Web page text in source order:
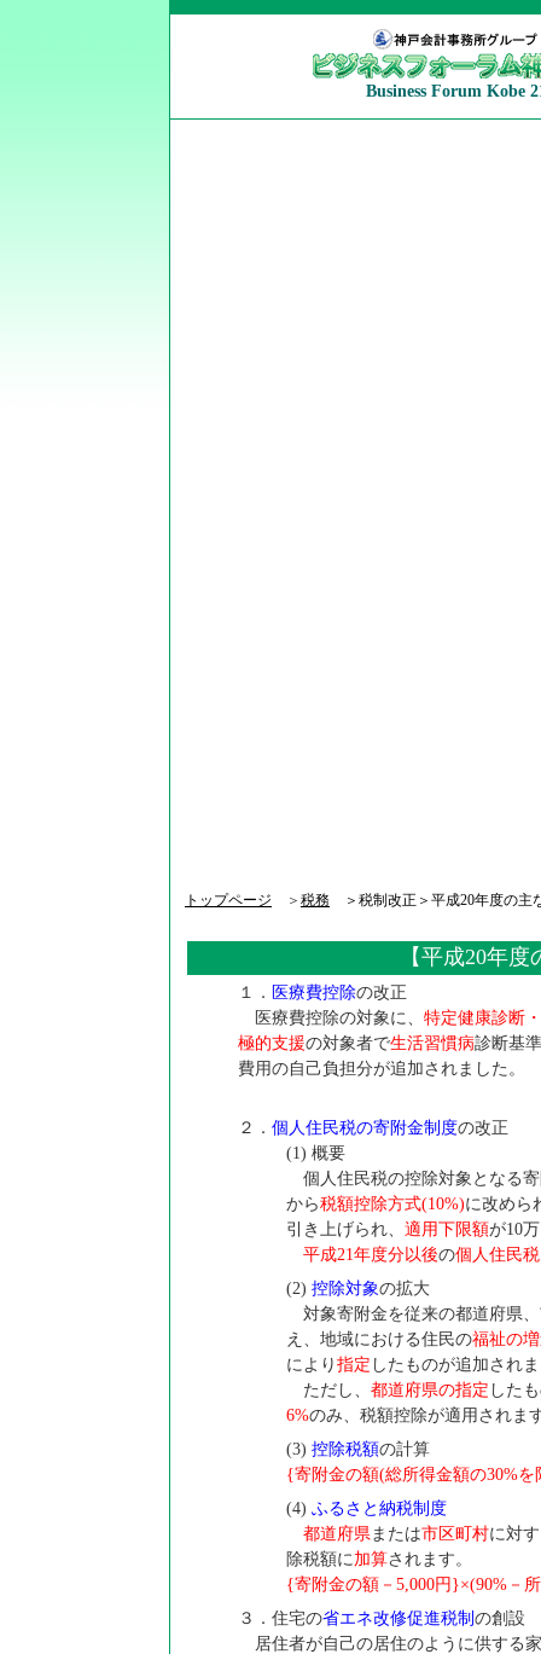
Business Forum Kobe
トップページ ＞ 税務 ＞税制改正＞平成20年度の主
【平成20年
１． 医療費控除の改正
医療費控除の対象に、 特定健康診断
極的支援の対象者で生活習慣病診断基
費用の自己負担分が追加されました。
２． 個人住民税の寄附金制度の改正
(1) 概要
個人住民税の控除対象となる
から税額控除方式(10%)に改めら
引き上げられ、 適用下限額が10
平成21年度分以後の個人住民税
(2) 控除対象の拡大
対象寄附金を従来の都道府県
え、地域における住民の福祉の
により 指定 したものが追加され
ただし、 都道府県の指定 した
6%のみ、税額控除が適用されま
(3) 控除税額の計算
{寄附金の額(総所得金額の30%を
(4) ふるさと納税制度
都道府県または市区町村に対
除税額に加算されます。
{寄附金の額－5,000円}×(90%－
３．住宅の省エネ改修促進税制 の創設
居住者が自己の居住のように供する